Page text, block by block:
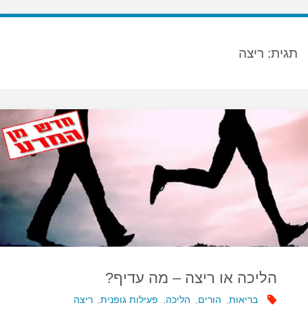
תגית: ריצה
הליכה או ריצה – מה עדיף?
בריאות, הורים, הליכה, פעילות גופנית, ריצה